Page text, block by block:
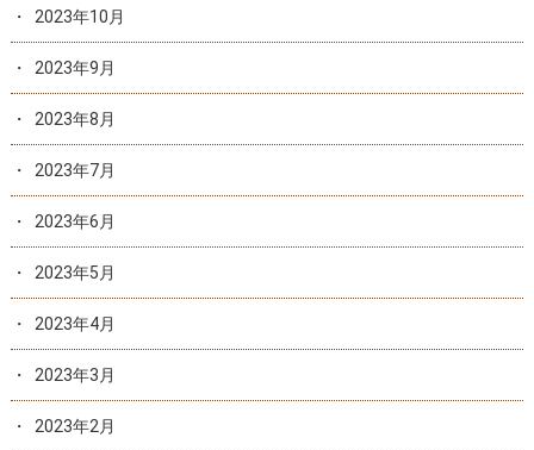
2023年10月
2023年9月
2023年8月
2023年7月
2023年6月
2023年5月
2023年4月
2023年3月
2023年2月